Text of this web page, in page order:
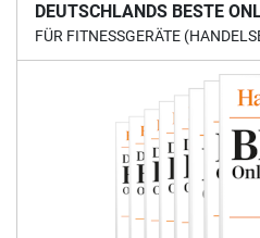
DEUTSCHLANDS BESTE
FÜR FITNESSGERÄTE